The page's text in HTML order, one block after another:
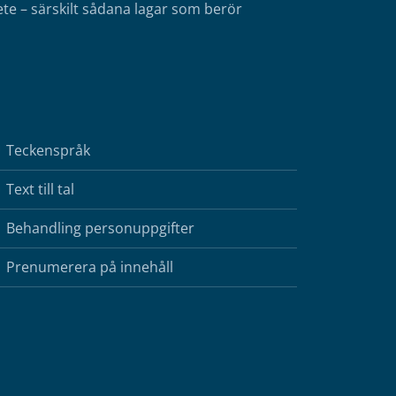
– särskilt sådana lagar som berör
Teckenspråk
Text till tal
Behandling personuppgifter
Prenumerera på innehåll